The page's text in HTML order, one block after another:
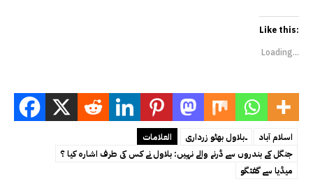
Like this:
Loading...
العلامات ۔بلاول بھٹو زرداری
اسلام آباد
جنگل کے بندروں سے ڈرنے والے نہیں: بلاول نے کس کی طرف اشارہ کیا ؟
میڈیا سے گفتگو